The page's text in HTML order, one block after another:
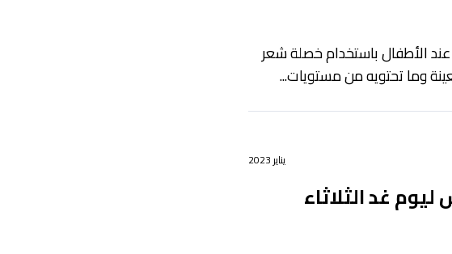
عند الأطفال باستخدام خصلة شعر
وما تحتويه من مستويات...
يناير 2023
غد الثلاثاء